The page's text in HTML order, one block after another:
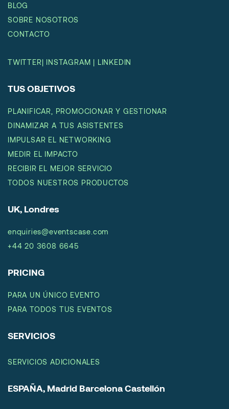
BLOG
SOBRE NOSOTROS
CONTACTO
TWITTER| INSTAGRAM | LINKEDIN
TUS OBJETIVOS
PLANIFICAR, PROMOCIONAR Y GESTIONAR
DINAMIZAR A TUS ASISTENTES
IMPULSAR EL NETWORKING
MEDIR EL IMPACTO
RECIBIR EL MEJOR SERVICIO
TODOS NUESTROS PRODUCTOS
UK, Londres
enquiries@eventscase.com
+44 20 3608 6645
PRICING
PARA UN ÚNICO EVENTO
PARA TODOS TUS EVENTOS
SERVICIOS
SERVICIOS ADICIONALES
ESPAÑA, Madrid Barcelona Castellón